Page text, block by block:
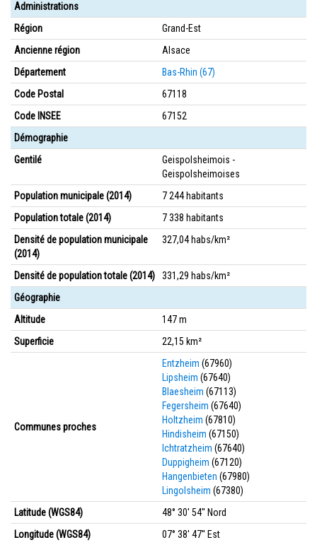
Administrations
Région
Grand-Est
Ancienne région
Alsace
Département
Bas-Rhin (67)
Code Postal
67118
Code INSEE
67152
Démographie
Gentilé
Geispolsheimois -
Geispolsheimoises
Population municipale (2014)
7 244 habitants
Population totale (2014)
7 338 habitants
Densité de population municipale
(2014)
327,04 habs/km²
Densité de population totale (2014)
331,29 habs/km²
Géographie
Altitude
147 m
Superficie
22,15 km²
Communes proches
Entzheim (67960)
Lipsheim (67640)
Blaesheim (67113)
Fegersheim (67640)
Holtzheim (67810)
Hindisheim (67150)
Ichtratzheim (67640)
Duppigheim (67120)
Hangenbieten (67980)
Lingolsheim (67380)
Latitude (WGS84)
48° 30' 54'' Nord
Longitude (WGS84)
07° 38' 47'' Est